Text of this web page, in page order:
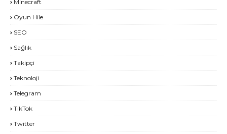
Minecraft
Oyun Hile
SEO
Sağlık
Takipçi
Teknoloji
Telegram
TikTok
Twitter